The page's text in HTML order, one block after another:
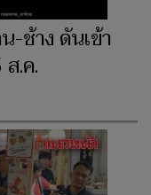
-ช้าง ดันเข้า
.ค.